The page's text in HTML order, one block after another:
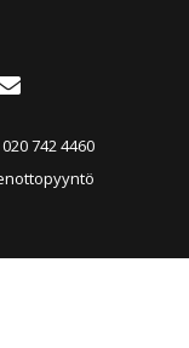
742 4460